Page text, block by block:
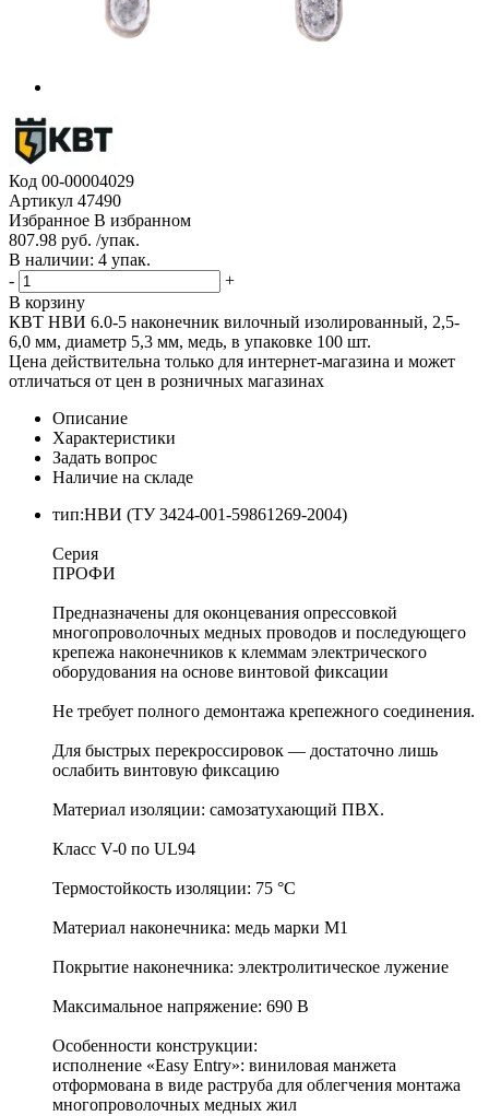
Код 00-00004029
Артикул 47490
Избранное В избранном
807.98 руб. /упак.
В наличии: 4 упак.
-
+
В корзину
КВТ НВИ 6.0-5 наконечник вилочный изолированный, 2,5-
6,0 мм, диаметр 5,3 мм, медь, в упаковке 100 шт.
Цена действительна только для интернет-магазина и может
отличаться от цен в розничных магазинах
Описание
Характеристики
Задать вопрос
Наличие на складе
тип:НВИ (ТУ 3424-001-59861269-2004)
Серия
ПРОФИ
Предназначены для оконцевания опрессовкой
многопроволочных медных проводов и последующего
крепежа наконечников к клеммам электрического
оборудования на основе винтовой фиксации
Не требует полного демонтажа крепежного соединения.
Для быстрых перекроссировок — достаточно лишь
ослабить винтовую фиксацию
Материал изоляции: самозатухающий ПВХ.
Класс V-0 по UL94
Термостойкость изоляции: 75 °C
Материал наконечника: медь марки М1
Покрытие наконечника: электролитическое лужение
Максимальное напряжение: 690 В
Особенности конструкции:
исполнение «Easy Entry»: виниловая манжета
отформована в виде раструба для облегчения монтажа
многопроволочных медных жил